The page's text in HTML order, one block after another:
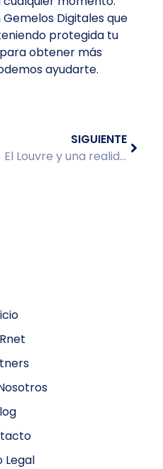
Digitales que
protegida tu
obtener más
ayudarte.
SIGUIENTE
El Louvre y una realidad del riesgo digital
Legal